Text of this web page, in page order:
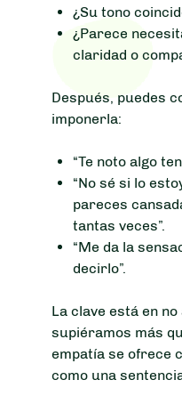
¿Su tono
¿Parece
claridad o
Después, puedes
imponerla:
“Te noto algo
“No sé si lo
pareces
tantas veces”.
“Me da la
decirlo”.
La clave está en
supiéramos más
empatía se ofrece
como una